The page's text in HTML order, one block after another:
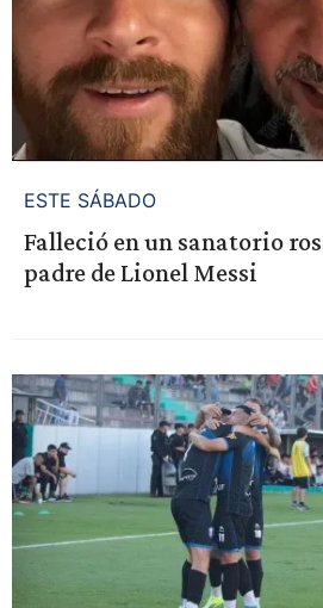
ESTE SÁBADO
Falleció en un sanatorio
padre de Lionel Messi